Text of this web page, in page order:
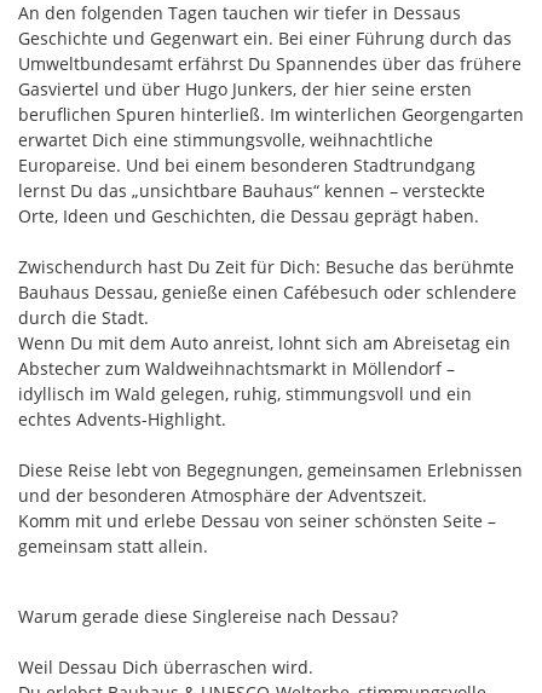
An den folgenden Tagen tauchen wir tiefer in Dessaus
Geschichte und Gegenwart ein. Bei einer Führung durch das
Umweltbundesamt erfährst Du Spannendes über das frühere
Gasviertel und über Hugo Junkers, der hier seine ersten
beruflichen Spuren hinterließ. Im winterlichen Georgengarten
erwartet Dich eine stimmungsvolle, weihnachtliche
Europareise. Und bei einem besonderen Stadtrundgang
lernst Du das „unsichtbare Bauhaus“ kennen – versteckte
Orte, Ideen und Geschichten, die Dessau geprägt haben.
Zwischendurch hast Du Zeit für Dich: Besuche das berühmte
Bauhaus Dessau, genieße einen Cafébesuch oder schlendere
durch die Stadt.
Wenn Du mit dem Auto anreist, lohnt sich am Abreisetag ein
Abstecher zum Waldweihnachtsmarkt in Möllendorf –
idyllisch im Wald gelegen, ruhig, stimmungsvoll und ein
echtes Advents-Highlight.
Diese Reise lebt von Begegnungen, gemeinsamen Erlebnissen
und der besonderen Atmosphäre der Adventszeit.
Komm mit und erlebe Dessau von seiner schönsten Seite –
gemeinsam statt allein.
Warum gerade diese Singlereise nach Dessau?
Weil Dessau Dich überraschen wird.